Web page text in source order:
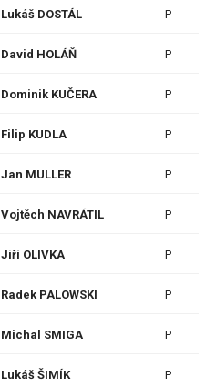
Lukáš DOSTÁL P
David HOLÁŇ P
Dominik KUČERA P
Filip KUDLA P
Jan MULLER P
Vojtěch NAVRÁTIL P
Jiří OLIVKA P
Radek PALOWSKI P
Michal SMIGA P
Lukáš ŠIMÍK P